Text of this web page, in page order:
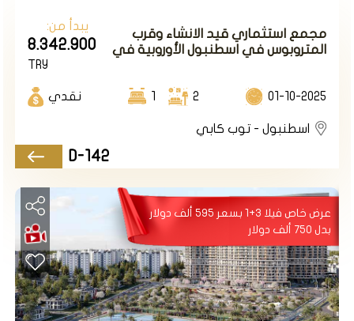
مجمع استثماري قيد الانشاء وقرب
المتروبوس في اسطنبول الأوروبية في
يبدأ من:
8.342.900
TRY
01-10-2025
2
1 نقدي
اسطنبول - توب كابي
D-142
عرض خاص فيلا 3+1 بسعر 595 ألف دولار
بدل 750 ألف دولار